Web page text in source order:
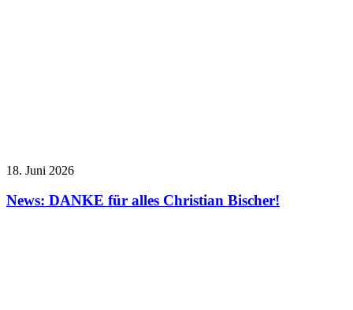
18. Juni 2026
News: DANKE für alles Christian Bischer!